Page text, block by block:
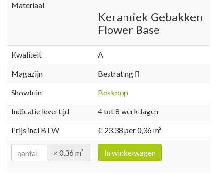
Materiaal
Keramiek Gebakken
Flower Base
Kwaliteit A
Magazijn Bestrating
Showtuin Boskoop
Indicatie levertijd 4 tot 8 werkdagen
Prijs incl BTW € 23,38 per 0,36 m²
× 0,36 m² In winkelwagen